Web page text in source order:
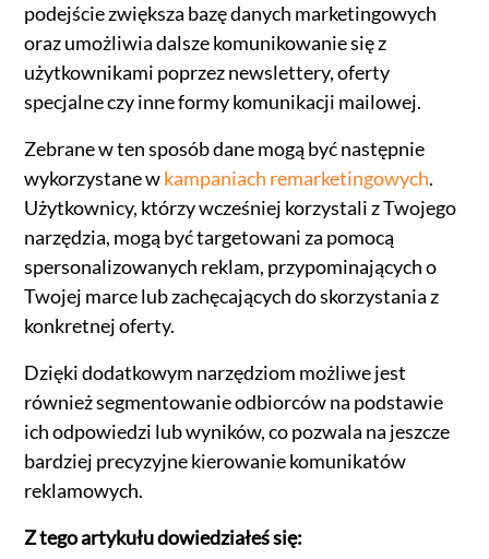
podejście zwiększa bazę danych marketingowych
oraz umożliwia dalsze komunikowanie się z
użytkownikami poprzez newslettery, oferty
specjalne czy inne formy komunikacji mailowej.
Zebrane w ten sposób dane mogą być następnie
wykorzystane wkampaniach remarketingowych.
Użytkownicy, którzy wcześniej korzystali z Twojego
narzędzia, mogą być targetowani za pomocą
spersonalizowanych reklam, przypominających o
Twojej marce lub zachęcających do skorzystania z
konkretnej oferty.
Dzięki dodatkowym narzędziom możliwe jest
również segmentowanie odbiorców na podstawie
ich odpowiedzi lub wyników, co pozwala na jeszcze
bardziej precyzyjne kierowanie komunikatów
reklamowych.
Z tego artykułu dowiedziałeś się: